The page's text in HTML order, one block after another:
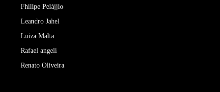
Fhilipe Pelájjio
Leandro Jahel
Luiza Malta
Rafael angeli
Renato Oliveira